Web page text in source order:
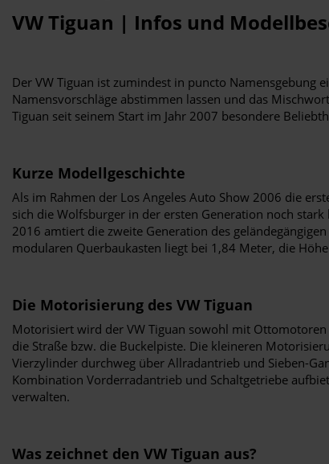
VW Tiguan | Infos und
Der VW Tiguan ist zumindest in puncto Namensgebung
Namensvorschläge abstimmen lassen und das
Tiguan seit seinem Start im Jahr 2007 besondere
Kurze Modellgeschichte
Als im Rahmen der Los Angeles Auto Show 2006 die
sich die Wolfsburger in der ersten Generation noch
2016 amtiert die zweite Generation des
modularen Querbaukasten liegt bei 1,84 Meter, die
Die Motorisierung des VW Tiguan
Motorisiert wird der VW Tiguan sowohl mit
die Straße bzw. die Buckelpiste. Die kleineren
Vierzylinder durchweg über Allradantrieb und Sieben-
Kombination Vorderradantrieb und Schaltgetriebe
verwalten.
Was zeichnet den VW Tiguan aus?